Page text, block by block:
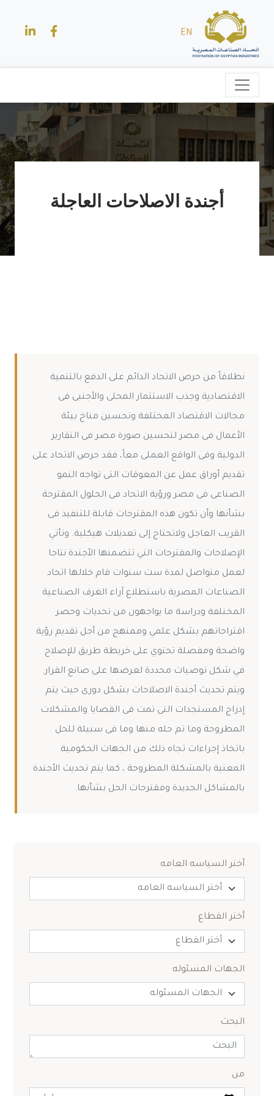
EN
أجندة الاصلاحات العاجلة
نطلاقاً من حرص الاتحاد الدائم على الدفع بالتنمية
الاقتصادية وجذب الاستثمار المحلى والأجنبى فى
مجالات الاقتصاد المختلفة وتحسين مناخ بيئة
الأعمال فى مصر لتحسين صورة مصر فى التقارير
الدولية وفى الواقع العملى معاً، فقد حرص الاتحاد على
تقديم أوراق عمل عن المعوقات التى تواجه النمو
الصناعى فى مصر ورؤية الاتحاد فى الحلول المقترحة
بشأنها وأن تكون هذه المقترحات قابلة للتنفيذ فى
القريب العاجل ولاتحتاج إلى تعديلات هيكلية. وتأتي
الإصلاحات والمقترحات التي تتضمنها الأجندة نتاجا
لعمل متواصل لمدة ست سنوات قام خلالها اتحاد
الصناعات المصرية باستطلاع آراء الغرف الصناعية
المختلفة ودراسة ما يواجهون من تحديات وحصر
اقتراحاتهم بشكل علمي وممنهج من أجل تقديم رؤية
واضحة ومفصلة تحتوي على خريطة طريق للإصلاح
في شكل توصيات محددة لعرضها على صانع القرار.
ويتم تحديث أجندة الاصلاحات بشكل دورى حيث يتم
إدراج المستجدات التى تمت فى القضايا والمشكلات
المطروحة وما تم حله منها وما فى سبيلة للحل
باتخاذ إجراءات تجاه ذلك من الجهات الحكومية
المعنية بالمشكلة المطروحة ، كما يتم تحديث الأجندة
بالمشاكل الجديدة ومقترحات الحل بشأنها.
أختر السياسه العامه
أختر القطاع
الجهات المسئوله
البحث
من